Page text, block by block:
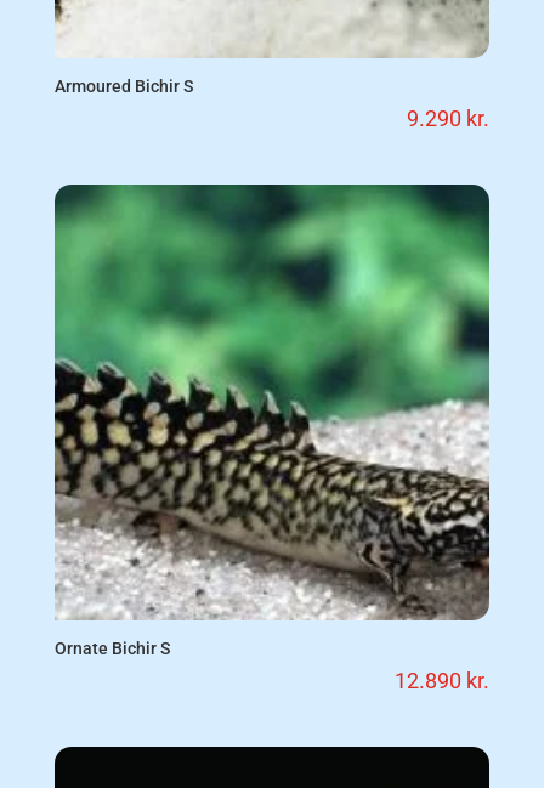
Armoured Bichir S
9.290 kr.
Ornate Bichir S
12.890 kr.